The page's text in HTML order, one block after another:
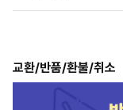
교환/반품/환불/취소